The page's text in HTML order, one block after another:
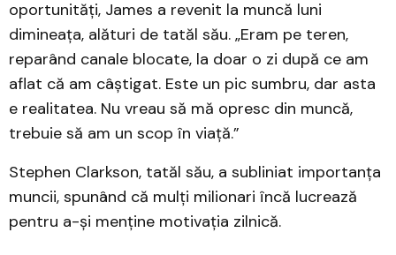
oportunități, James a revenit la muncă luni
dimineața, alături de tatăl său. „Eram pe teren,
reparând canale blocate, la doar o zi după ce am
aflat că am câștigat. Este un pic sumbru, dar asta
e realitatea. Nu vreau să mă opresc din muncă,
trebuie să am un scop în viață.”
Stephen Clarkson, tatăl său, a subliniat importanța
muncii, spunând că mulți milionari încă lucrează
pentru a-și menține motivația zilnică.